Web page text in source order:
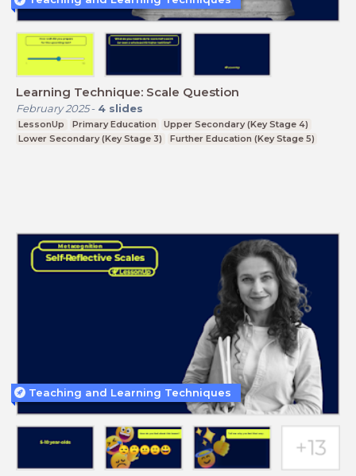
Learning Technique: Scale Question
February 2025- 4 slides
LessonUp Primary Education
Upper Secondary (Key Stage 4)
Lower Secondary (Key Stage 3)
Further Education (Key Stage 5)
Teaching and Learning Techniques